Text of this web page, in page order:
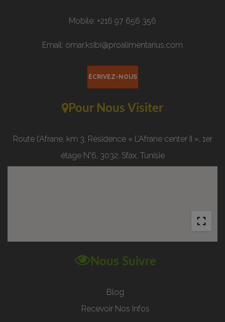
Mobile: +216 97 656 356
Email: omar.ksibi@proalimentarius.com
ÉCRIVEZ-NOUS
Pour Nous Visiter
Route l’Afrane, km 3, Résidence « L’Afrane center II », 1er
étage N°6, 3032, Sfax, Tunisie
Nous Suivre
Blog
Recevoir Nos Infos